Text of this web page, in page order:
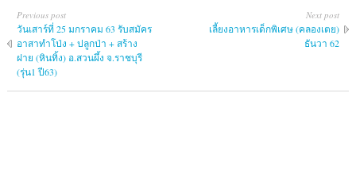
Previous post
วันเสาร์ที่ 25 มกราคม 63 รับสมัคร
อาสาทำโป่ง + ปลูกป่า + สร้าง
ฝาย (หินทิ้ง) อ.สวนผึ้ง จ.ราชบุรี
(รุ่น1 ปี63)
Next post
เลี้ยงอาหารเด็กพิเศษ (คลองเตย)
ธันวา 62